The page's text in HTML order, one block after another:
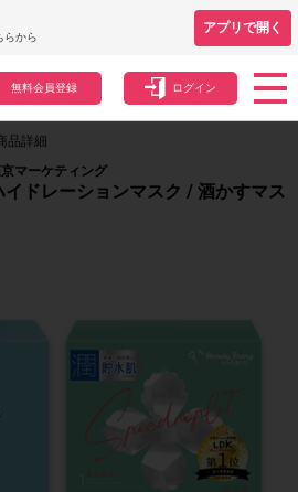
らから
アプリで開く
無料会員登録 ログイン
品詳細
マーケティング
イドレーションマスク / 酒かすマス